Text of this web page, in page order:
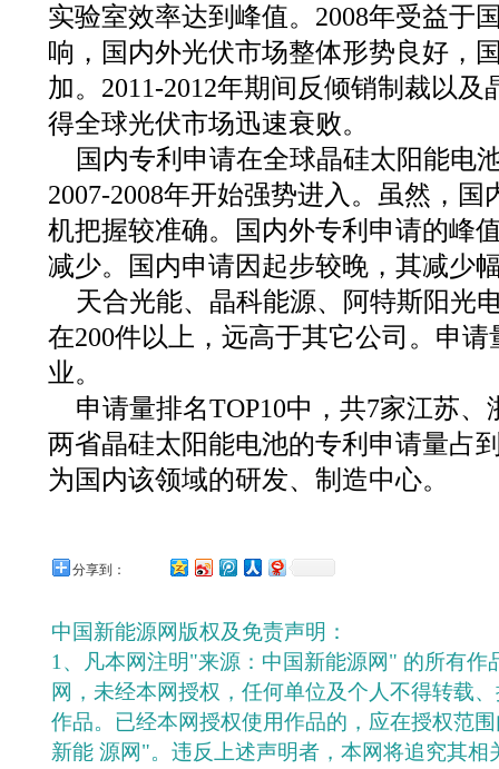
实验室效率达到峰值。2008年受益于
响，国内外光伏市场整体形势良好，
加。2011-2012年期间反倾销制裁以
得全球光伏市场迅速衰败。
国内专利申请在全球晶硅太阳能电
2007-2008年开始强势进入。虽然，
机把握较准确。国内外专利申请的峰
减少。国内申请因起步较晚，其减少
天合光能、晶科能源、阿特斯阳光
在200件以上，远高于其它公司。申请
业。
申请量排名TOP10中，共7家江苏
两省晶硅太阳能电池的专利申请量占
为国内该领域的研发、制造中心。
分享到：
中国新能源网版权及免责声明：
1、凡本网注明"来源：中国新能源网" 的所有作
网，未经本网授权，任何单位及个人不得转载
作品。已经本网授权使用作品的，应在授权范
新能 源网"。违反上述声明者，本网将追究其相